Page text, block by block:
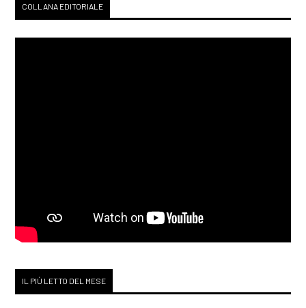
COLLANA EDITORIALE
IL PIÙ LETTO DEL MESE